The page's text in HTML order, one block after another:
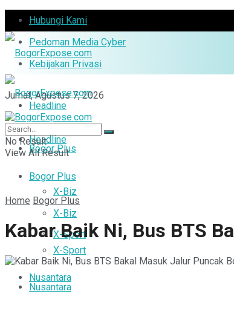
Hubungi Kami
Pedoman Media Cyber
Kebijakan Privasi
Jumat, Agustus 7, 2026
Headline
Bogor Plus
X-Biz
X-Sport
Nusantara
Headline
Bogor Plus
X-Biz
X-Sport
Nusantara
No Result
View All Result
Home Bogor Plus
Kabar Baik Ni, Bus BTS